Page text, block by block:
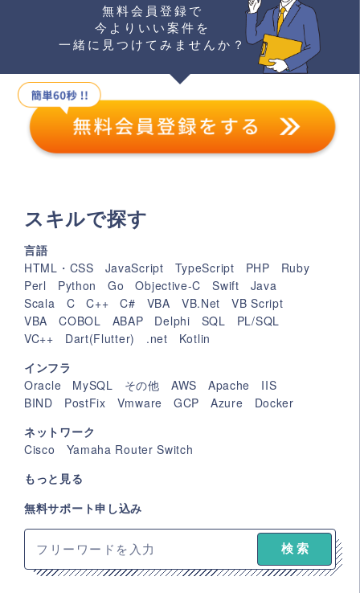
無料会員登録で
今よりいい案件を
一緒に見つけてみませんか？
スキルで探す
言語
HTML・CSS
JavaScript TypeScript PHP
Ruby
Perl
Python Go Objective-C Swift
Java
Scala
C C++ C# VBA VB.Net
VB Script
VBA
COBOL ABAP Delphi SQL
PL/SQL
VC++
Dart(Flutter) .net
Kotlin
インフラ
Oracle
MySQL その他 AWS Apache
IIS
BIND
PostFix Vmware GCP Azure
Docker
ネットワーク
Cisco
Yamaha Router Switch
もっと見る
無料サポート申し込み